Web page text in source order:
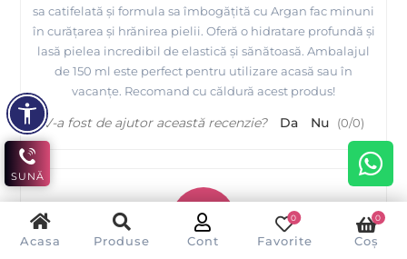
Acasa Produse Cont Favorite
0
Coș
0
sa catifelată și formula sa îmbogățită cu Argan fac minuni
în curățarea și hrănirea pielii. Oferă o hidratare profundă și
lasă pielea incredibil de elastică și sănătoasă. Ambalajul
de 150 ml este perfect pentru utilizare acasă sau în
vacanțe. Recomand cu căldură acest produs!
V-a fost de ajutor această recenzie? Da Nu (0/0)
L
SUNĂ